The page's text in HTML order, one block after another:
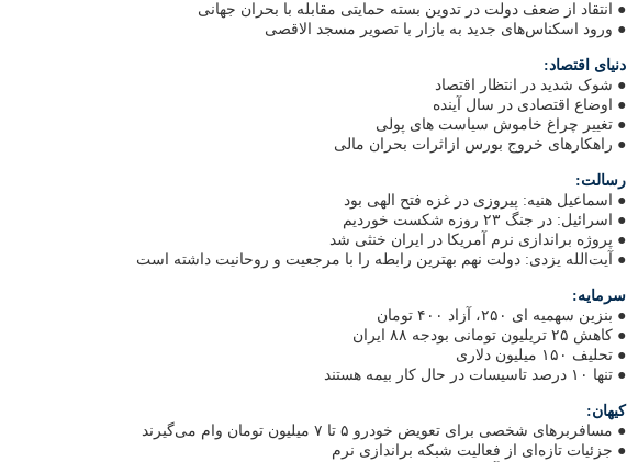
● انتقاد از ضعف دولت در تدوین بسته حمایتی مقابله با بحران جهانی
● ورود اسکناس‌های جدید به بازار با تصویر مسجد الاقصی
دنیای اقتصاد:
● شوک شدید در انتظار اقتصاد
● اوضاع اقتصادی در سال آینده
● تغییر چراغ خاموش سیاست های پولی
● راهکارهای خروج بورس ازاثرات بحران مالی
رسالت:
● اسماعیل هنیه: پیروزی در غزه فتح الهی بود
● اسرائیل: در جنگ ۲۳ روزه شکست خوردیم
● پروژه براندازی نرم آمریکا در ایران خنثی شد
● آیت‌الله یزدی: دولت نهم بهترین رابطه را با مرجعیت و روحانیت داشته است
سرمایه:
● بنزین سهمیه ای ۲۵۰، آزاد ۴۰۰ تومان
● کاهش ۲۵ تریلیون تومانی بودجه ۸۸ ایران
● تحلیف ۱۵۰ میلیون دلاری
● تنها ۱۰ درصد تاسیسات در حال کار بیمه هستند
کیهان:
● مسافربرهای شخصی برای تعویض خودرو ۵ تا ۷ میلیون تومان وام می‌گیرند
● جزئیات تازه‌ای از فعالیت‌ شبکه براندازی نرم